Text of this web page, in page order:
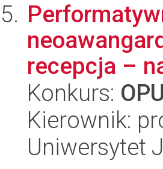
recepcja –
Konkurs:
Kierownik:
Uniwersytet